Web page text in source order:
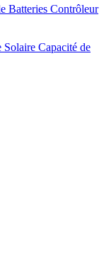
Batteries Contrôleur
Solaire Capacité de